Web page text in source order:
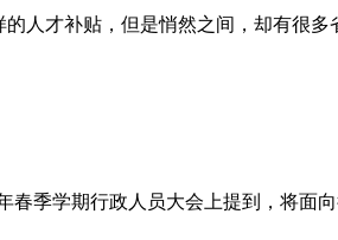
人才补贴，但是悄然之间，却有很
季学期行政人员大会上提到，将面